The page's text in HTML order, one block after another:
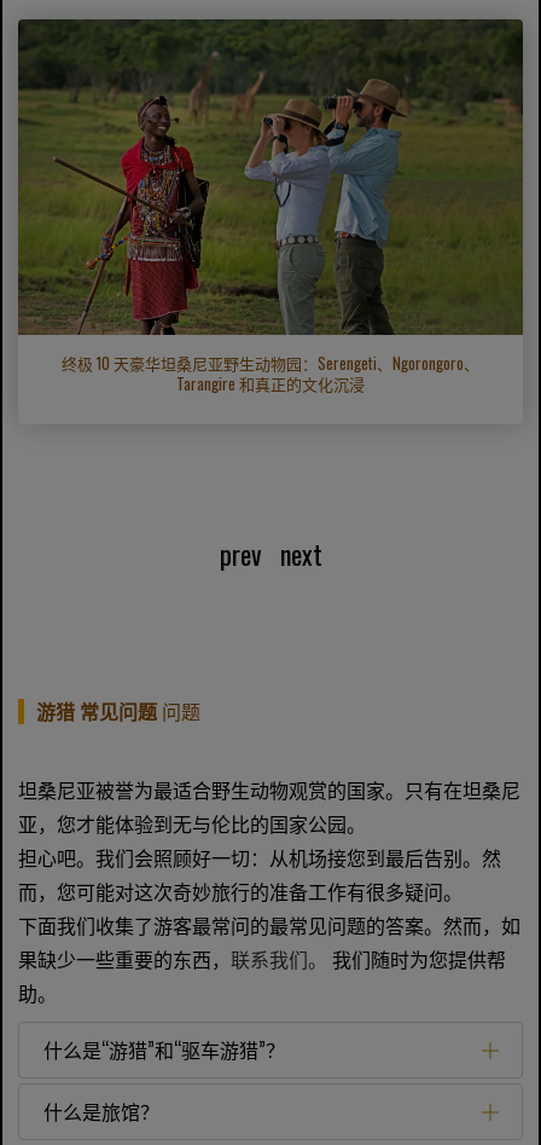
终极 10 天豪华坦桑尼亚野生动物园：Serengeti、Ngorongoro、
Tarangire 和真正的文化沉浸
prev next
游猎 常见问题 问题
坦桑尼亚被誉为最适合野生动物观赏的国家。只有在坦桑尼
亚，您才能体验到无与伦比的国家公园。
担心吧。我们会照顾好一切：从机场接您到最后告别。然
而，您可能对这次奇妙旅行的准备工作有很多疑问。
下面我们收集了游客最常问的最常见问题的答案。然而，如
果缺少一些重要的东西， 联系我们。 我们随时为您提供帮
助。
什么是“游猎”和“驱车游猎”？
什么是旅馆？